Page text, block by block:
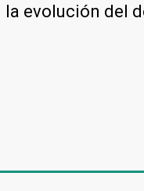
la evolución del